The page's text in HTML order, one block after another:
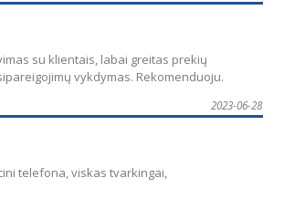
su klientais, labai greitas prekių
vykdymas. Rekomenduoju.
2023-06-28
telefona, viskas tvarkingai,